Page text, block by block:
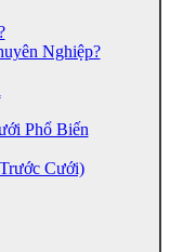
Nghiệp?
Phổ Biến
Cưới)